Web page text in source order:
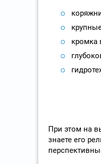
кромка
При этом на
знаете его